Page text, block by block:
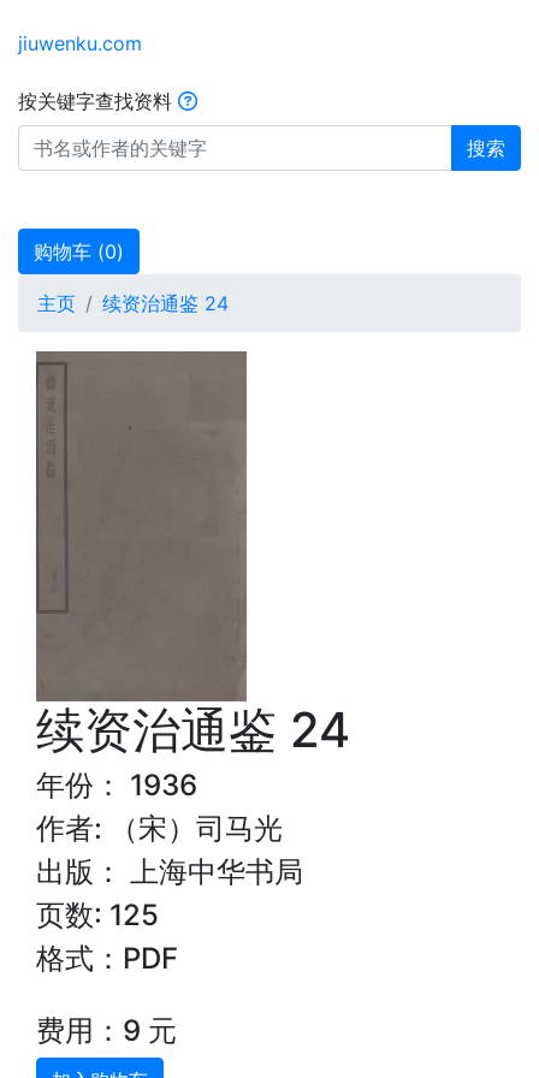
jiuwenku.com
按关键字查找资料
搜索
购物车 (0)
主页 续资治通鉴 24
续资治通鉴 24
年份： 1936
作者: （宋）司马光
出版： 上海中华书局
页数: 125
格式：PDF
费用：9 元